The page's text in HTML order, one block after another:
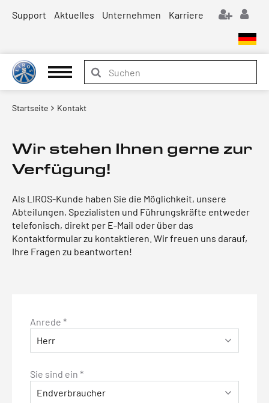
Support Aktuelles Unternehmen Karriere
Startseite Kontakt
Wir stehen Ihnen gerne zur
Verfügung!
Als LIROS-Kunde haben Sie die Möglichkeit, unsere
Abteilungen, Spezialisten und Führungskräfte entweder
telefonisch, direkt per E-Mail oder über das
Kontaktformular zu kontaktieren. Wir freuen uns darauf,
Ihre Fragen zu beantworten!
Anrede *
Sie sind ein *